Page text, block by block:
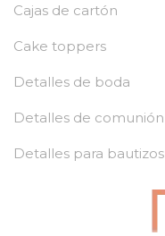
Cajas de cartón
Cake toppers
Detalles de boda
Detalles de comunión
Detalles para bautizos